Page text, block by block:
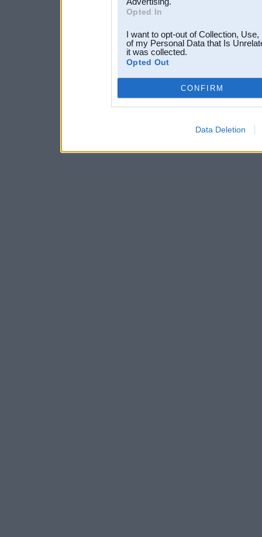
Opted In
I want to opt-out of Collection,
of my Personal Data that Is
it was collected.
Opted Out
CONFIRM
Data Deletion